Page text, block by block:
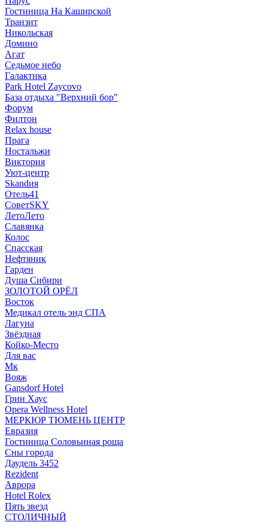
Гостиница На Каширской
Транзит
Никольская
Домино
Агат
Седьмое небо
Галактика
Park Hotel Zaycovo
База отдыха "Верхний бор"
Форум
Филтон
Relax house
Прага
Ностальжи
Виктория
Уют-центр
Skandия
Отель41
СоветSKY
ЛетоЛето
Славянка
Колос
Спасская
Нефтяник
Гарден
Душа Сибири
ЗОЛОТОЙ ОРЁЛ
Восток
Медикал отель энд СПА
Лагуна
Звёздная
Койко-Место
Для вас
Мк
Вояж
Gansdorf Hotel
Грин Хаус
Opera Wellness Hotel
МЕРКЮР ТЮМЕНЬ ЦЕНТР
Евразия
Гостиница Соловьиная роща
Сны города
Даудель 3452
Rezident
Аврора
Hotel Rolex
Пять звезд
СТОЛИЧНЫЙ